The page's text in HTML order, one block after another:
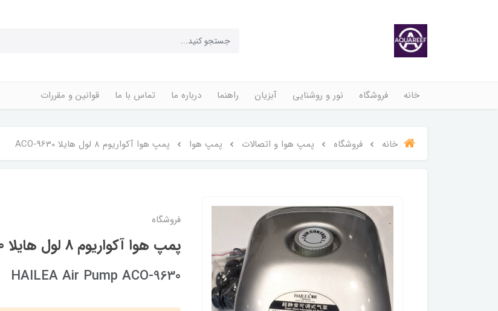
خانه فروشگاه نور و روشنایی آبزیان راهنما درباره ما تماس با ما قوانین و مقررات
خانه فروشگاه پمپ هوا و اتصالات پمپ هوا پمپ هوا آکواریوم 8 لول هایلا ACO-9630
فروشگاه
پمپ هوا آکواریوم 8 لول هایلا ACO-9630
HAILEA Air Pump ACO-9630